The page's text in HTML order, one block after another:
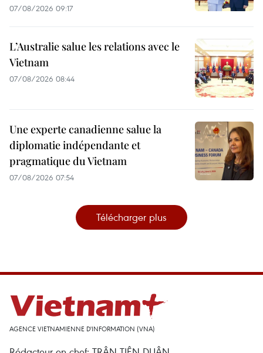
07/08/2026 09:17
L’Australie salue les relations avec le
Vietnam
07/08/2026 08:44
Une experte canadienne salue la
diplomatie indépendante et
pragmatique du Vietnam
07/08/2026 07:54
Télécharger plus
AGENCE VIETNAMIENNE D'INFORMATION (VNA)